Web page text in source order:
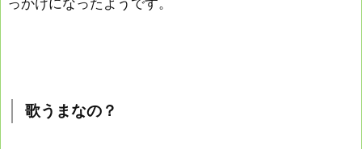
っかけになったようです。
歌うまなの？